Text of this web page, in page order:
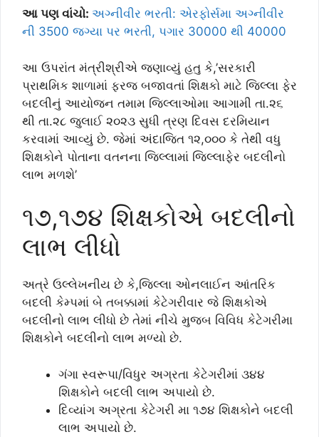
આ પણ વાંચો: અગ્નીવીર ભરતી: એરફોર્સમા અગ્નીવીર
ની 3500 જગ્યા પર ભરતી, પગાર 30000 થી 40000
આ ઉપરાંત મંત્રીશ્રીએ જણાવ્યું હતુ કે,’સરકારી
પ્રાથમિક શાળામાં ફરજ બજાવતાં શિક્ષકો માટે જિલ્લા ફેર
બદલીનું આયોજન તમામ જિલ્લાઓમા આગામી તા.૨૬
થી તા.૨૮ જુલાઈ ૨૦૨૩ સુધી ત્રણ દિવસ દરમિયાન
કરવામાં આવ્યું છે. જેમાં અંદાજિત ૧૨,૦૦૦ કે તેથી વધુ
શિક્ષકોને પોતાના વતનના જિલ્લામાં જિલ્લાફેર બદલીનો
લાભ મળશે’
૧૭,૧૭૪ શિક્ષકોએ બદલીનો
લાભ લીધો
અત્રે ઉલ્લેખનીય છે કે,જિલ્લા ઓનલાઈન આંતરિક
બદલી કેમ્પમાં બે તબક્કામાં કેટેગરીવાર જે શિક્ષકોએ
બદલીનો લાભ લીધો છે તેમાં નીચે મુજબ વિવિધ કેટેગરીમા
શિક્ષકોને બદલીનો લાભ મળ્યો છે.
ગંગા સ્વરૂપા/વિધુર અગ્રતા કેટેગરીમાં ૩૪૪
શિક્ષકોને બદલી લાભ અપાયો છે.
દિવ્યાંગ અગ્રતા કેટેગરી મા ૧૭૪ શિક્ષકોને બદલી
લાભ અપાયો છે.